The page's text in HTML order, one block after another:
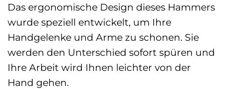
Das ergonomische Design dieses Hammers
wurde speziell entwickelt, um Ihre
Handgelenke und Arme zu schonen. Sie
werden den Unterschied sofort spüren und
Ihre Arbeit wird Ihnen leichter von der
Hand gehen.